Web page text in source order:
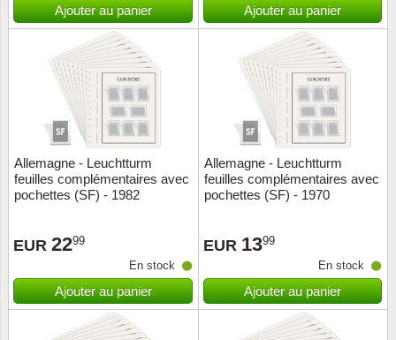
Ajouter au panier Ajouter au panier
Allemagne - Leuchtturm
feuilles complémentaires avec
pochettes (SF) - 1982
EUR 2299
En stock
Ajouter au panier
Allemagne - Leuchtturm
feuilles complémentaires avec
pochettes (SF) - 1970
EUR 1399
En stock
Ajouter au panier